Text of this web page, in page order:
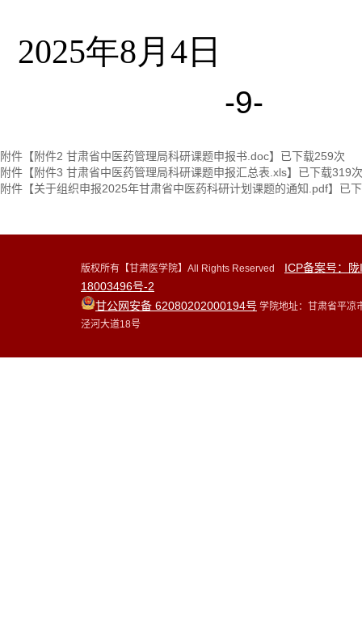
2025年8月4日
-9-
附件【附件2 甘肃省中医药管理局科研课题申报书.doc】已下载259次
附件【附件3 甘肃省中医药管理局科研课题申报汇总表.xls】已下载319次
附件【关于组织申报2025年甘肃省中医药科研计划课题的通知.pdf】已
版权所有【甘肃医学院】All Rights Reserved
ICP备案号：
18003496号-2
甘公网安备 62080202000194号 学院地址：甘肃省平凉
泾河大道18号